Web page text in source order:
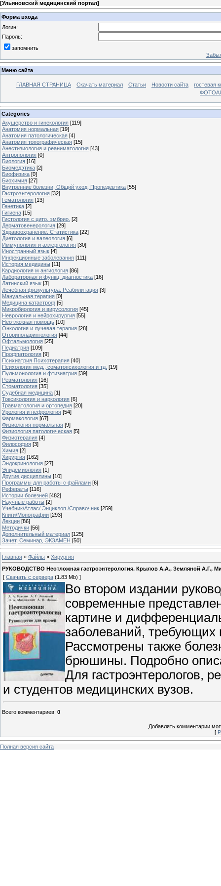
[Ульяновский медицинский портал]
Форма входа
Логин:
Пароль:
запомнить
Меню сайта
ГЛАВНАЯ СТРАНИЦА Скачать материал Статьи Новости сайта
гостевая
Categories
Акушерство и гинекология [119]
Анатомия нормальная [19]
Анатомия патологическая [4]
Анатомия топографическая [15]
Анестизиология и реаниматология [43]
Антропология [0]
Биология [16]
Биомедэтика [2]
Биофизика [0]
Биохимия [27]
Внутренние болезни, Общий уход, Пропедевтика [55]
Гастроэнтерология [32]
Гематология [13]
Генетика [2]
Гигиена [15]
Гистология с цито. эмбрио. [2]
Дерматовенерология [29]
Здравоохранение. Статистика [22]
Диетология и валеология [6]
Иммунология и аллергология [30]
Иностранный язык [4]
Инфекционные заболевания [111]
История медицины [11]
Кардиология м ангиология [86]
Лабораторная и функц. диагностика [16]
Латинский язык [3]
Лечебная физкультура. Реабилитация [3]
Мануальная терапия [0]
Медицина катастроф [5]
Микробиология и вирусология [45]
Неврология и нейрохирургия [55]
Неотложная помощь [10]
Онкология и лучевая терапия [28]
Оториноларингология [44]
Офтальмология [25]
Педиатрия [109]
Профпатология [9]
Психиатрия Психотерапия [40]
Психология мед., соматопсихология и тд. [19]
Пульмонология и фтизиатрия [39]
Ревматология [16]
Стоматология [35]
Судебная медицина [1]
Токсикология и наркология [6]
Травматология и ортопедия [20]
Урология и нефрология [54]
Фармакология [67]
Физиология нормальная [9]
Физиология патологическая [5]
Физиотерапия [4]
Философия [3]
Химия [2]
Хирургия [162]
Эндокринология [27]
Эпидемиология [1]
Другие дисциплины [10]
Программы для работы с файлами [6]
Рефераты [116]
Истории болезней [482]
Научные работы [2]
Учебник/Атлас/ Энциклоп./Справочник [259]
Книги/Монографии [293]
Лекции [86]
Методички [56]
Дополнительный материал [125]
Зачет, Семинар, ЭКЗАМЕН [50]
Главная » Файлы » Хирургия
РУКОВОДСТВО Неотложная гастроэнтерология. Крылов А.А., Земляной А.Г.,
[ Скачать с сервера (1.83 Mb) ]
Во втором издании
современные
картине и
заболеваний,
Рассмотрены также
брюшины. Подробно
Для гастроэнтерологов,
и студентов медицинских вузов.
Всего комментариев: 0
Добавлять комментарии
[
Полная версия сайта